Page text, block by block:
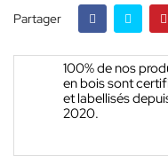
Partager
100% de nos
en bois sont
et labellisés
2020.